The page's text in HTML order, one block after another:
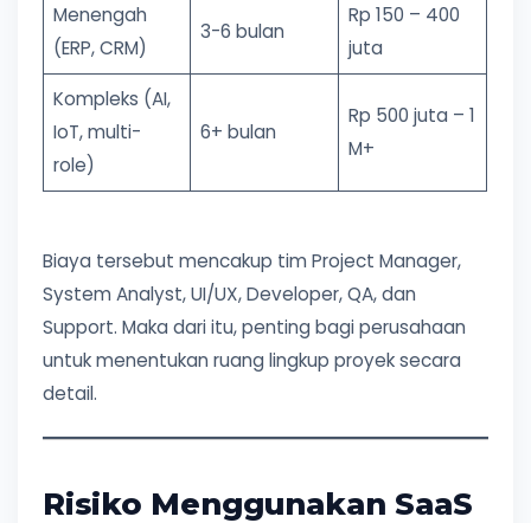
Menengah
(ERP, CRM)
3-6 bulan
Rp 150 – 400
juta
Kompleks (AI,
IoT, multi-
role)
6+ bulan
Rp 500 juta – 1
M+
Biaya tersebut mencakup tim Project Manager,
System Analyst, UI/UX, Developer, QA, dan
Support. Maka dari itu, penting bagi perusahaan
untuk menentukan ruang lingkup proyek secara
detail.
Risiko Menggunakan SaaS